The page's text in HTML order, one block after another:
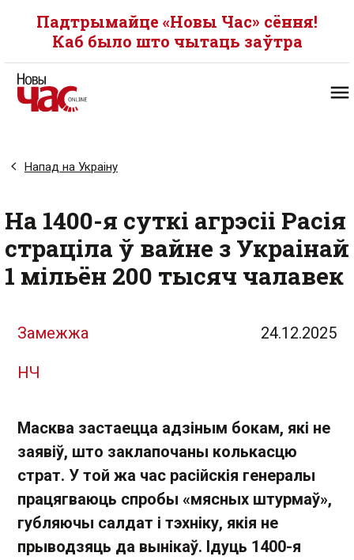
Падтрымайце «Новы Час» сёння!
Каб было што чытаць заўтра
Напад на Украіну
На 1400-я суткі агрэсіі Расія
страціла ў вайне з Украінай
1 мільён 200 тысяч чалавек
Замежжа 24.12.2025
НЧ
Масква застаецца адзіным бокам, які не
заявіў, што заклапочаны колькасцю
страт. У той жа час расійскія генералы
працягваюць спробы «мясных штурмаў»,
губляючы салдат і тэхніку, якія не
прыводзяць да вынікаў. Ідуць 1400-я